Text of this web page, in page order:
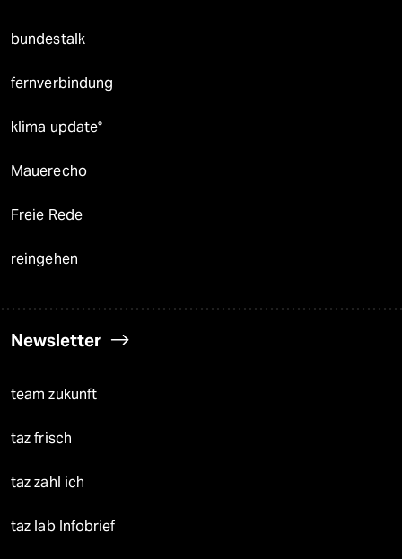
bundestalk
fernverbindung
klima update°
Mauerecho
Freie Rede
reingehen
Newsletter
team zukunft
taz frisch
taz zahl ich
taz lab Infobrief